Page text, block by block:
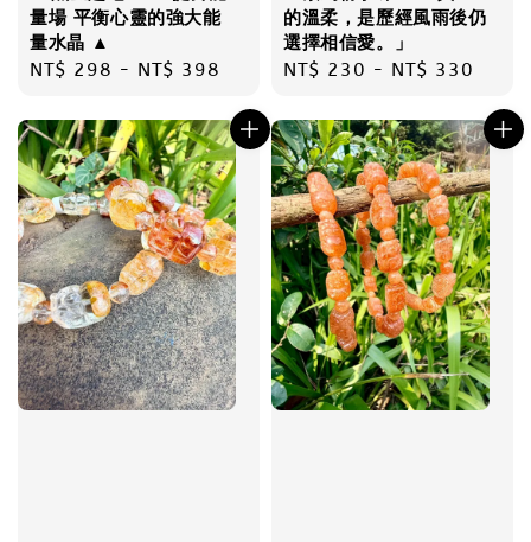
量場 平衡心靈的強大能
量水晶 ▲
Regular
NT$ 298 - NT$ 398
的溫柔，是歷經風雨後仍
選擇相信愛。」
Regular
NT$ 230 - NT$ 330